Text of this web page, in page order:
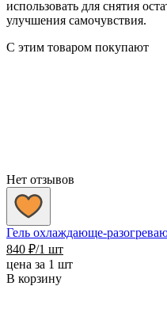
использовать для снятия
улучшения самочувствия.
С этим товаром покупают
Нет отзывов
Гель охлаждающе-
840 ₽/1 шт
цена за 1 шт
В корзину